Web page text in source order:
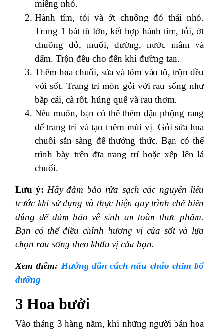
miếng nhỏ.
Hành tím, tỏi và ớt chuông đỏ thái nhỏ.
Trong 1 bát tô lớn, kết hợp hành tím, tỏi, ớt
chuông đỏ, muối, đường, nước mắm và
dấm. Trộn đều cho đến khi đường tan.
Thêm hoa chuối, sứa và tôm vào tô, trộn đều
với sốt. Trang trí món gỏi với rau sống như
bắp cải, cà rốt, húng quế và rau thơm.
Nếu muốn, bạn có thể thêm đậu phộng rang
để trang trí và tạo thêm mùi vị. Gỏi sứa hoa
chuối sẵn sàng để thưởng thức. Bạn có thể
trình bày trên đĩa trang trí hoặc xếp lên lá
chuối.
Lưu ý: Hãy đảm bảo rửa sạch các nguyên liệu
trước khi sử dụng và thực hiện quy trình chế biến
đúng để đảm bảo vệ sinh an toàn thực phẩm.
Bạn có thể điều chỉnh hương vị của sốt và lựa
chọn rau sống theo khẩu vị của bạn.
Xem thêm: Hướng dẫn cách nấu cháo chim bổ
dưỡng
3 Hoa bưởi
Vào tháng 3 hàng năm, khi những người bán hoa